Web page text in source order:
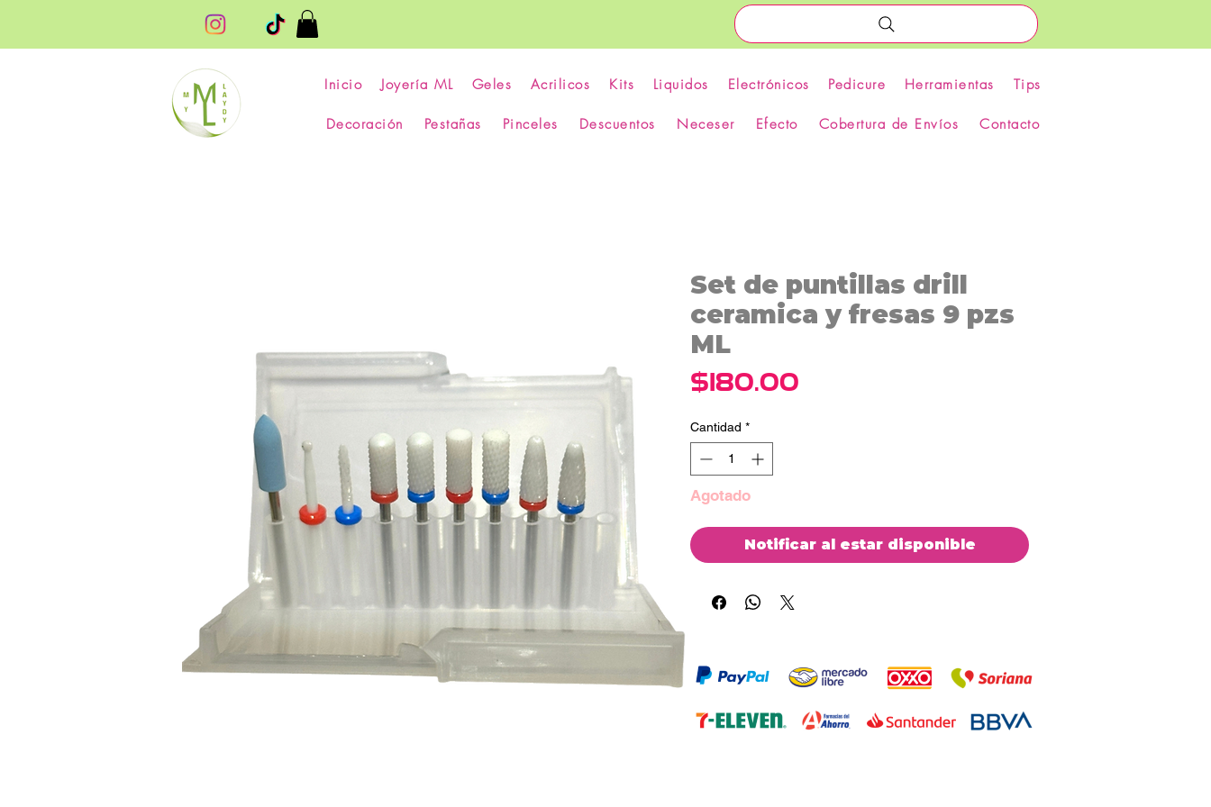
Inicio Joyería ML Geles Acrilicos Kits Liquidos Electrónicos Pedicure Herramientas Tips
Decoración Pestañas Pinceles Descuentos Neceser Efecto Cobertura de Envíos Contacto
Set de puntillas drill
ceramica y fresas 9 pzs
ML
$180.00
Cantidad *
Agotado
Notificar al estar disponible